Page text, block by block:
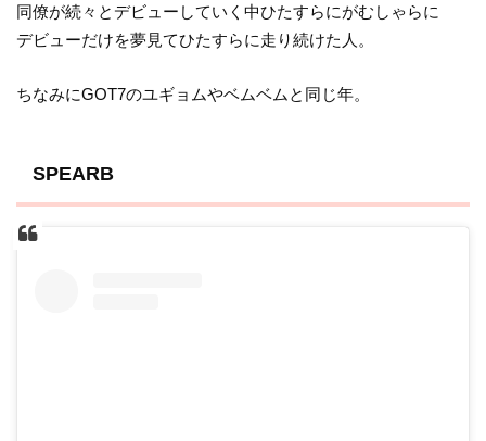
同僚が続々とデビューしていく中ひたすらにがむしゃらに
デビューだけを夢見てひたすらに走り続けた人。
ちなみにGOT7のユギョムやベムベムと同じ年。
SPEARB